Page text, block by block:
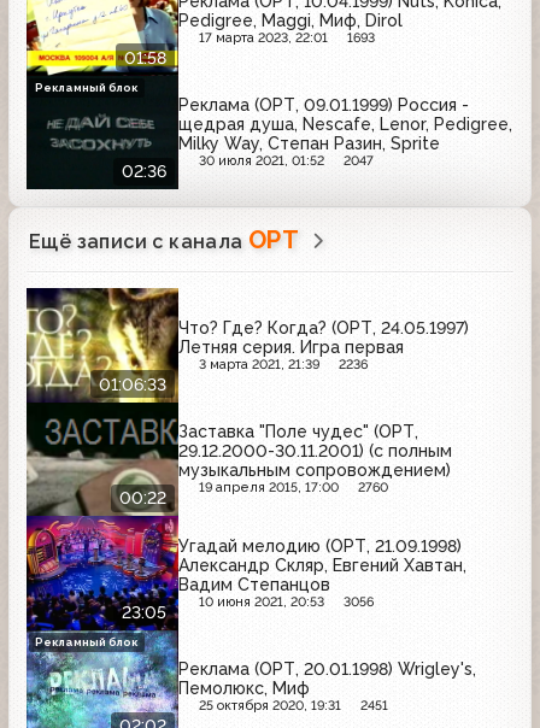
01:58
Pedigree, Maggi, Миф, Dirol
17 марта 2023, 22:01 1693
02:36
Реклама (ОРТ, 09.01.1999) Россия -
щедрая душа, Nescafe, Lenor, Pedigree,
Milky Way, Степан Разин, Sprite
30 июля 2021, 01:52 2047
Рекламный блок
Ещё записи с канала ОРТ
01:06:33
Что? Где? Когда? (ОРТ, 24.05.1997)
Летняя серия. Игра первая
3 марта 2021, 21:39 2236
00:22
Заставка "Поле чудес" (ОРТ,
29.12.2000-30.11.2001) (с полным
музыкальным сопровождением)
19 апреля 2015, 17:00 2760
23:05
Угадай мелодию (ОРТ, 21.09.1998)
Александр Скляр, Евгений Хавтан,
Вадим Степанцов
10 июня 2021, 20:53 3056
Реклама (ОРТ, 20.01.1998) Wrigley's,
Пемолюкс, Миф
25 октября 2020, 19:31 2451
Рекламный блок